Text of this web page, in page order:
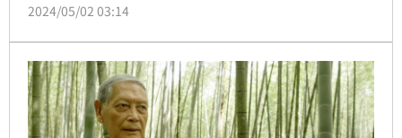
罪起訴，對此康凱受訪還原經過。鍾智凱／台北報導
2024/05/02 03:14